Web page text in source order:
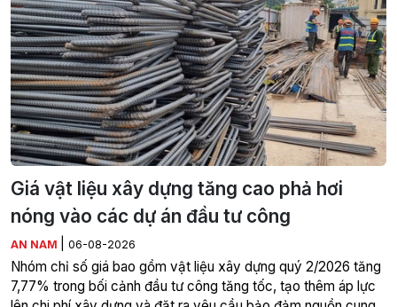
Giá vật liệu xây dựng tăng cao phả hơi
nóng vào các dự án đầu tư công
AN NAM 06-08-2026
Nhóm chỉ số giá bao gồm vật liệu xây dựng quý 2/2026 tăng
7,77% trong bối cảnh đầu tư công tăng tốc, tạo thêm áp lực